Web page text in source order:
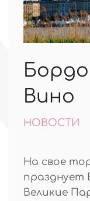
Вино
НОВОСТИ
На свое
празднует
Великие